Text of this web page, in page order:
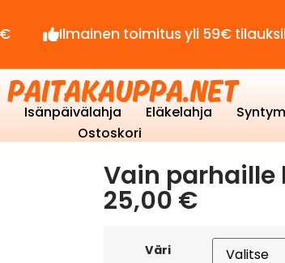
Ilmainen toimitus yli 59€ tilauksille!
Isänpäivälahja Eläkelahja
Ostoskori
Vain
25,00 €
Väri